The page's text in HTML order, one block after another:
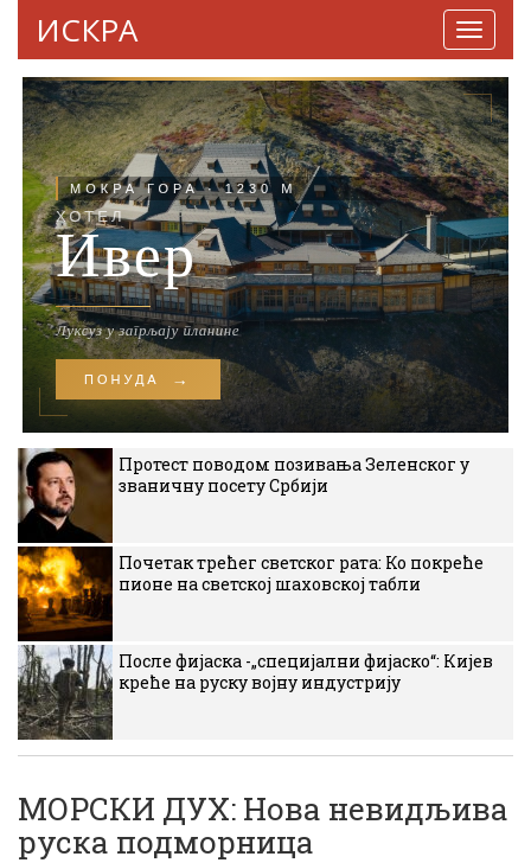
ИСКРА
Протест поводом позивања Зеленског у
званичну посету Србији
Почетак трећег светског рата: Ко покреће
пионе на светској шаховској табли
После фијаска -„специјални фијаско“: Кијев
креће на руску војну индустрију
МОРСКИ ДУХ: Нова невидљива
руска подморница